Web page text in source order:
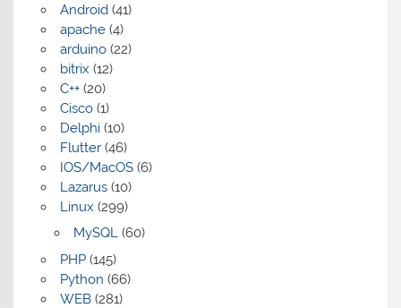
Android(41)
apache(4)
arduino(22)
bitrix (12)
C++(20)
Cisco(1)
Delphi(10)
Flutter(46)
IOS/MacOS(6)
Lazarus(10)
Linux (299)
MySQL(60)
PHP(145)
Python (66)
WEB(281)